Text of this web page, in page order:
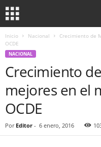
Inicio Nacional
Crecimiento de
OCDE
NACIONAL
Crecimiento
mejores en el
OCDE
Por Editor - 6 enero, 2016